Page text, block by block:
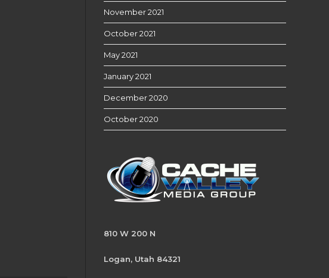
November 2021
October 2021
May 2021
January 2021
December 2020
October 2020
810 W 200 N
Logan, Utah 84321